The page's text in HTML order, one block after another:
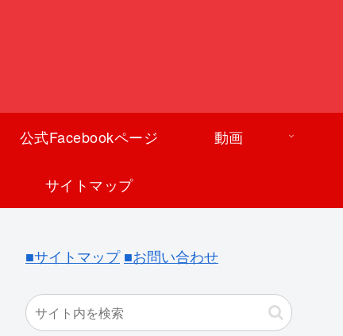
公式Facebookページ 動画
サイトマップ
■サイトマップ ■お問い合わせ